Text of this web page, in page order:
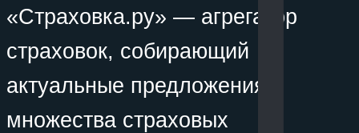
«Страховка.ру» — агрегатор
страховок, собирающий
актуальные предложения
множества страховых